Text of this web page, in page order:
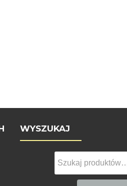
WYSZUKAJ
Szukaj: